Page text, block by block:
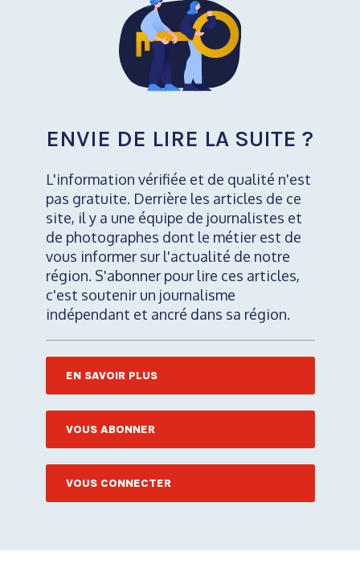
ENVIE DE LIRE LA SUITE ?
L'information vérifiée et de qualité n'est
pas gratuite. Derrière les articles de ce
site, il y a une équipe de journalistes et
de photographes dont le métier est de
vous informer sur l'actualité de notre
région. S'abonner pour lire ces articles,
c'est soutenir un journalisme
indépendant et ancré dans sa région.
EN SAVOIR PLUS
VOUS ABONNER
VOUS CONNECTER